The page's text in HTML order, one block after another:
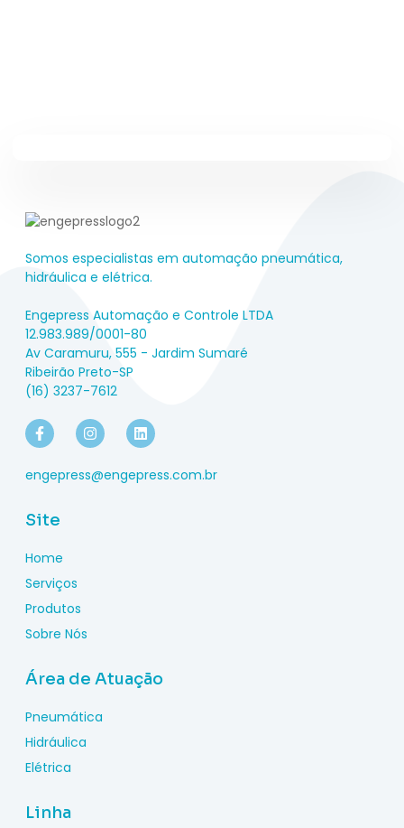
Somos especialistas em automação pneumática,
hidráulica e elétrica.
Engepress Automação e Controle LTDA
12.983.989/0001-80
Av Caramuru, 555 - Jardim Sumaré
Ribeirão Preto-SP
(16) 3237-7612
engepress@engepress.com.br
Site
Home
Serviços
Produtos
Sobre Nós
Área de Atuação
Pneumática
Hidráulica
Elétrica
Linha